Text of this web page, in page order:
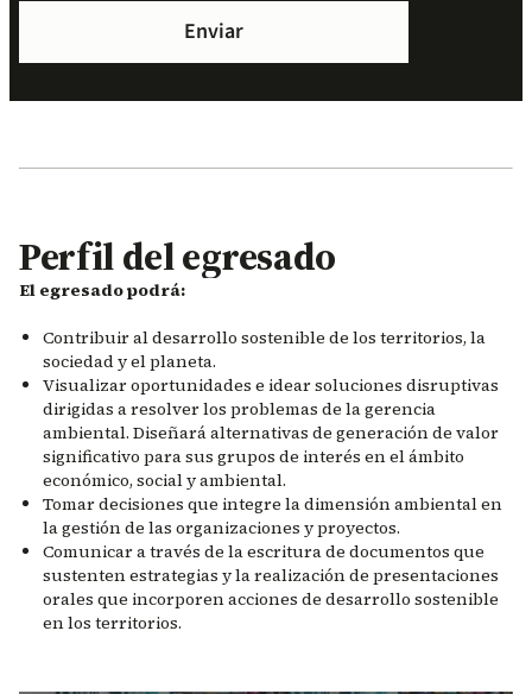
Perfil del egresado
El egresado podrá:
Contribuir al desarrollo sostenible de los territorios, la
sociedad y el planeta.
Visualizar oportunidades e idear soluciones disruptivas
dirigidas a resolver los problemas de la gerencia
ambiental. Diseñará alternativas de generación de valor
significativo para sus grupos de interés en el ámbito
económico, social y ambiental.
Tomar decisiones que integre la dimensión ambiental en
la gestión de las organizaciones y proyectos.
Comunicar a través de la escritura de documentos que
sustenten estrategias y la realización de presentaciones
orales que incorporen acciones de desarrollo sostenible
en los territorios.